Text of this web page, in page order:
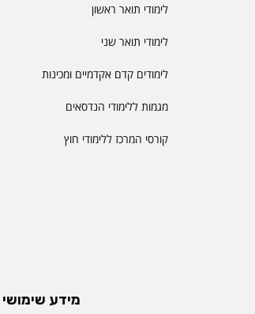
לימודי תואר ראשון
לימודי תואר שני
לימודים קדם אקדמיים ומכינות
מגמות ללימודי הנדסאים
קורסי המרכז ללימודי חוץ
מידע שימושי